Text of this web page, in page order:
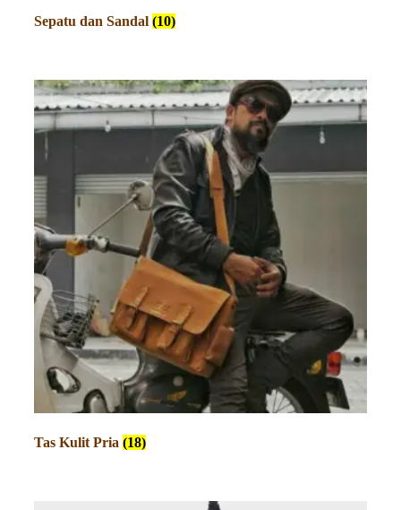
Sepatu dan Sandal (10)
Tas Kulit Pria (18)